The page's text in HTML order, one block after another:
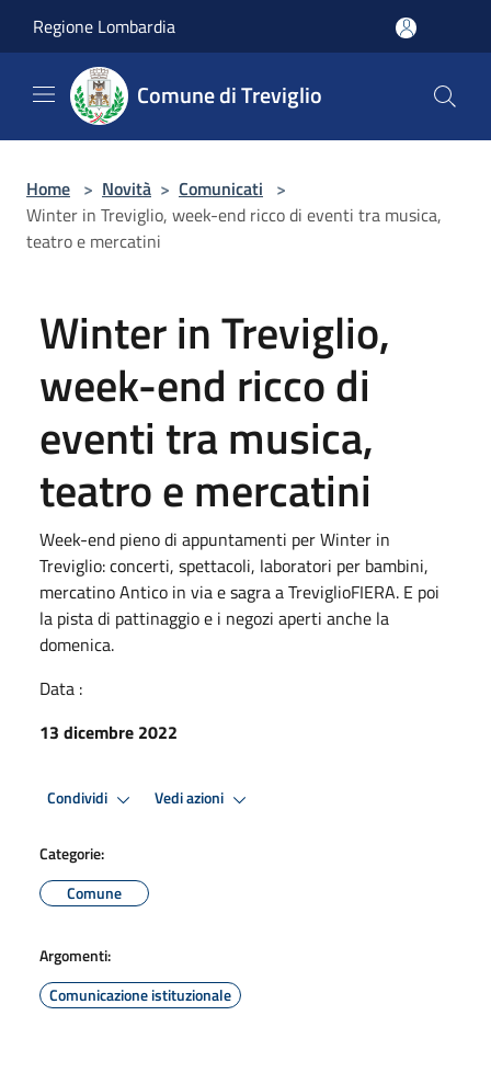
Regione Lombardia
Comune di Treviglio
Home > Novità > Comunicati >
Winter in Treviglio, week-end ricco di eventi tra musica,
teatro e mercatini
Winter in Treviglio,
week-end ricco di
eventi tra musica,
teatro e mercatini
Week-end pieno di appuntamenti per Winter in
Treviglio: concerti, spettacoli, laboratori per bambini,
mercatino Antico in via e sagra a TreviglioFIERA. E poi
la pista di pattinaggio e i negozi aperti anche la
domenica.
Data :
13 dicembre 2022
Condividi Vedi azioni
Categorie:
Comune
Argomenti:
Comunicazione istituzionale